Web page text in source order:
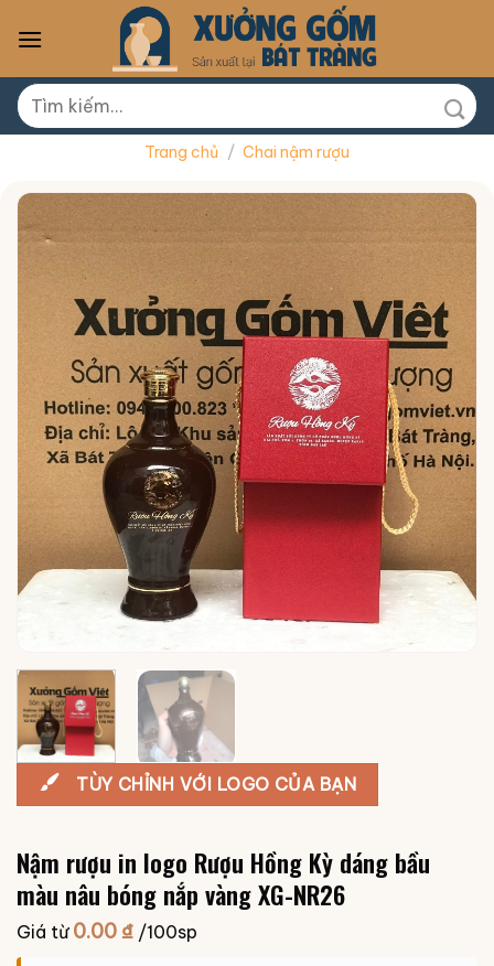
Tìm
kiếm:
Trang chủ / Chai nậm rượu
TÙY CHỈNH VỚI LOGO CỦA BẠN
Nậm rượu in logo Rượu Hồng Kỳ dáng bầu
màu nâu bóng nắp vàng XG-NR26
Giá từ 0.00₫ /100sp